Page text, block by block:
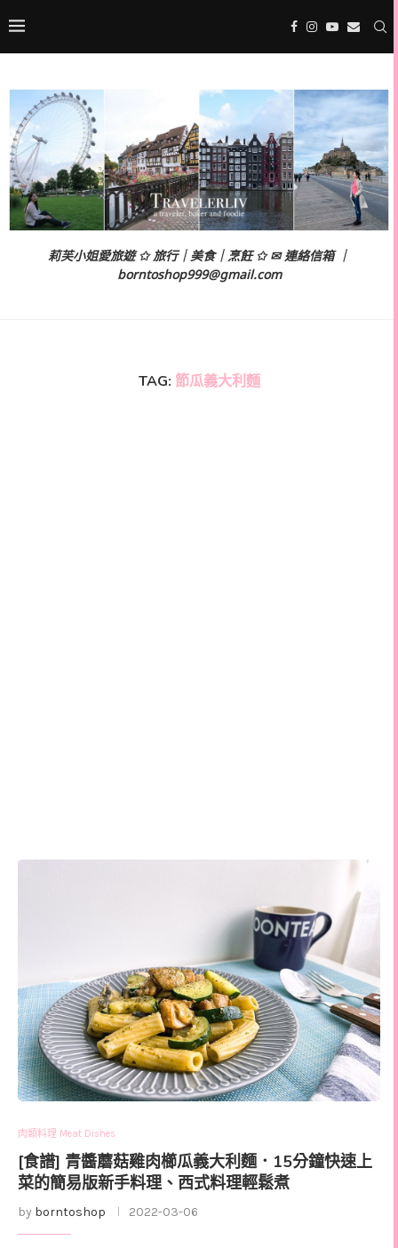
莉芙小姐愛旅遊 ✩ 旅行｜美食｜烹飪 ✩ ✉ 連絡信箱 ｜
borntoshop999@gmail.com
TAG: 節瓜義大利麵
肉類料理 Meat Dishes
[食譜] 青醬蘑菇雞肉櫛瓜義大利麵．15分鐘快速上
菜的簡易版新手料理、西式料理輕鬆煮
by borntoshop 2022-03-06